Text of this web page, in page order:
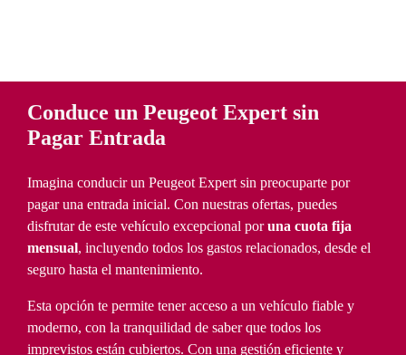
Conduce un Peugeot Expert sin
Pagar Entrada
Imagina conducir un Peugeot Expert sin preocuparte por
pagar una entrada inicial. Con nuestras ofertas, puedes
disfrutar de este vehículo excepcional poruna cuota fija
mensual, incluyendo todos los gastos relacionados, desde el
seguro hasta el mantenimiento.
Esta opción te permite tener acceso a un vehículo fiable y
moderno, con la tranquilidad de saber que todos los
imprevistos están cubiertos. Con una gestión eficiente y